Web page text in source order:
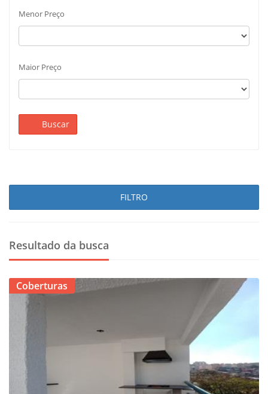
Menor Preço
Maior Preço
Buscar
FILTRO
Resultado da busca
Coberturas